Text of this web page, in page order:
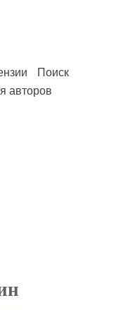
Поиск
авторов